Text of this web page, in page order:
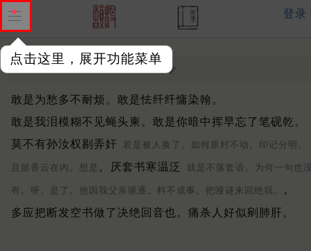
点击这里，展开功能菜单
登录
红衲袄 明末清初 ·袁于令
敢是为愁多不耐烦。敢是怯纤纤慵染翰。
敢是我泪模糊不见蝇头柬。敢是你暗中挥早忘了笔砚乾。
莫不有孙汝权剔弄奸
若是被人换了。如何原封不动。印记分明。
且留香云在内。想是 。厌套书寒温泛 就是不落套语。为何一句也
有。呀。是了。他因我父亲驱逐。料不成事。把哑谜来回绝我。
。
多应把断发空书做了决绝回音也。痛杀人好似剜肺肝。